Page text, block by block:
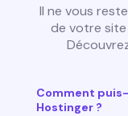
Il ne vous
de votre
Comment
Hostinger ?